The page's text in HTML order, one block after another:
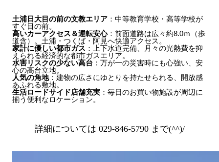
土浦日大目の前の文教エリア ：中等教育学校・高等学校が
すぐ目の前。
高いカーアクセス＆運転安心：前面道路は広々約8.0ｍ（歩
道含）。土浦・つくば・阿見へ快適アクセス。
家計に優しい都市ガス ：上下水道完備、月々の光熱費を抑
えられる経済的な都市ガスエリア。
水害リスクの少ない高台 ：万が一の災害時にも心強い、安
心の高台立地。
人気の角地：建物の広さにゆとりを持たせられる、開放感
あふれる敷地。
生活ロードサイド店舗充実 ：毎日のお買い物施設が周辺に
揃う便利なロケーション。
詳細については 029-846-5790 まで(^^)/